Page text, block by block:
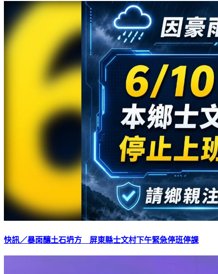
快訊／暴雨釀土石坍方 屏東縣士文村下午緊急停班停課